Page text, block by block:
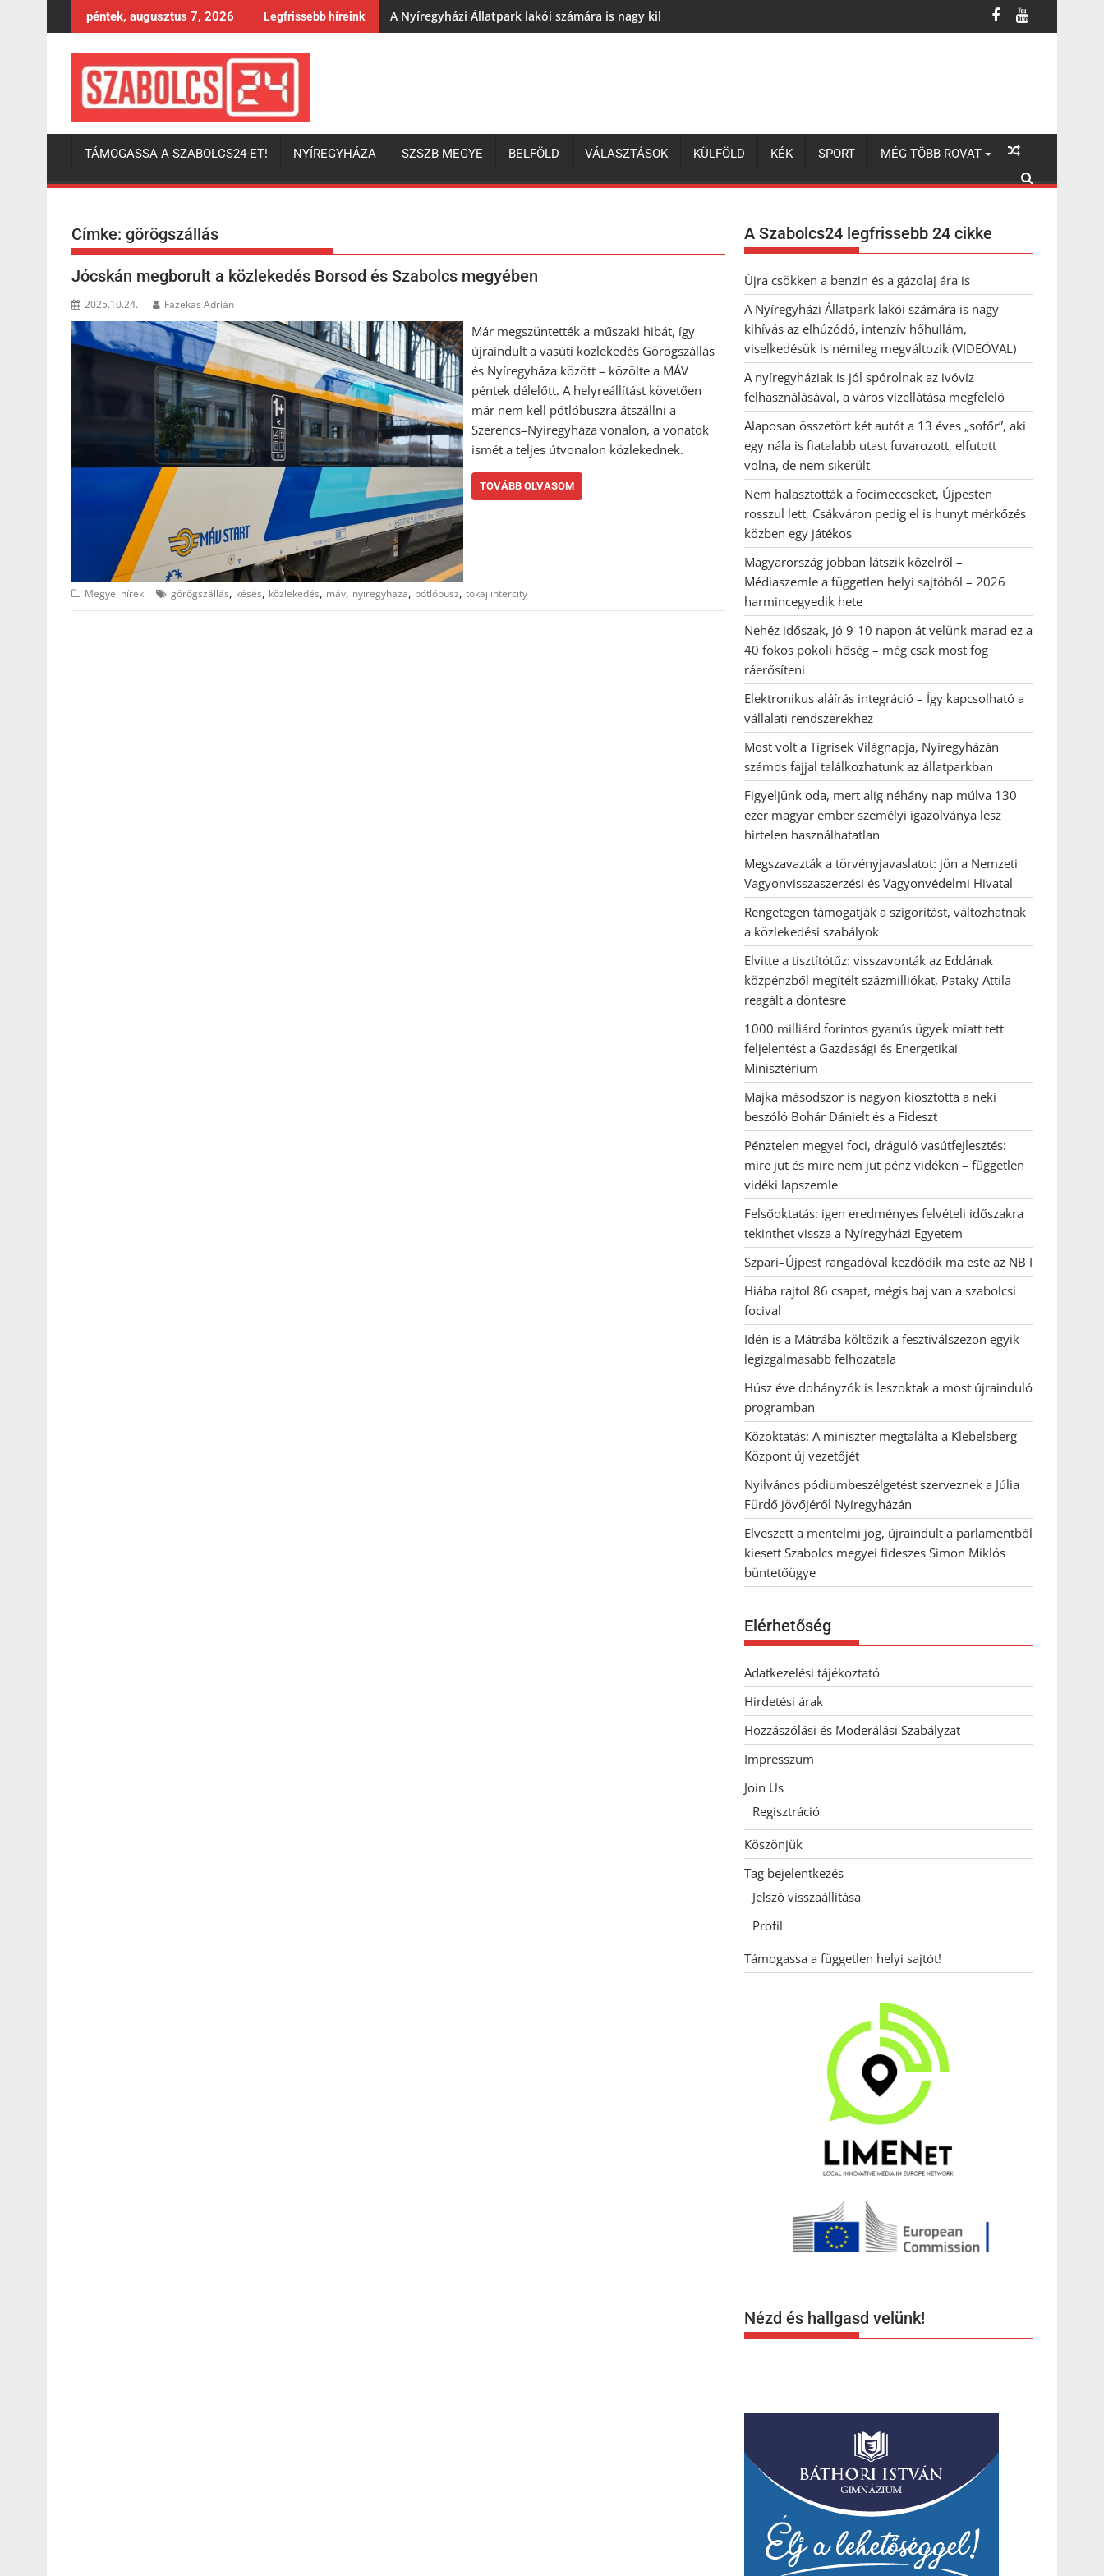
to
péntek, augusztus 7, 2026 Legfrissebb híreink A Nyíregyházi Állatpark lakói számára is nagy kihívás az elhúzódó, intenzív hőhullám, viselkedésük is némileg megváltozik
TÁMOGASSA A SZABOLCS24-ET! NYÍREGYHÁZA SZSZB MEGYE BELFÖLD VÁLASZTÁSOK KÜLFÖLD KÉK SPORT MÉG TÖBB ROVAT
Címke: görögszállás
Jócskán megborult a közlekedés Borsod és Szabolcs megyében
2025.10.24. Fazekas Adrián
Már megszüntették a műszaki hibát, így
újraindult a vasúti közlekedés Görögszállás
és Nyíregyháza között – közölte a MÁV
péntek délelőtt. A helyreállítást követően
már nem kell pótlóbuszra átszállni a
Szerencs–Nyíregyháza vonalon, a vonatok
ismét a teljes útvonalon közlekednek.
TOVÁBB OLVASOM
Megyei hírek görögszállás, késés, közlekedés, máv, nyiregyhaza, pótlóbusz, tokaj intercity
A Szabolcs24 legfrissebb 24 cikke
Újra csökken a benzin és a gázolaj ára is
A Nyíregyházi Állatpark lakói számára is nagy
kihívás az elhúzódó, intenzív hőhullám,
viselkedésük is némileg megváltozik (VIDEÓVAL)
A nyíregyháziak is jól spórolnak az ivóvíz
felhasználásával, a város vízellátása megfelelő
Alaposan összetört két autót a 13 éves „sofőr”, aki
egy nála is fiatalabb utast fuvarozott, elfutott
volna, de nem sikerült
Nem halasztották a focimeccseket, Újpesten
rosszul lett, Csákváron pedig el is hunyt mérkőzés
közben egy játékos
Magyarország jobban látszik közelről –
Médiaszemle a független helyi sajtóból – 2026
harmincegyedik hete
Nehéz időszak, jó 9-10 napon át velünk marad ez a
40 fokos pokoli hőség – még csak most fog
ráerősíteni
Elektronikus aláírás integráció – Így kapcsolható a
vállalati rendszerekhez
Most volt a Tigrisek Világnapja, Nyíregyházán
számos fajjal találkozhatunk az állatparkban
Figyeljünk oda, mert alig néhány nap múlva 130
ezer magyar ember személyi igazolványa lesz
hirtelen használhatatlan
Megszavazták a törvényjavaslatot: jön a Nemzeti
Vagyonvisszaszerzési és Vagyonvédelmi Hivatal
Rengetegen támogatják a szigorítást, változhatnak
a közlekedési szabályok
Elvitte a tisztítótűz: visszavonták az Eddának
közpénzből megítélt százmilliókat, Pataky Attila
reagált a döntésre
1000 milliárd forintos gyanús ügyek miatt tett
feljelentést a Gazdasági és Energetikai
Minisztérium
Majka másodszor is nagyon kiosztotta a neki
beszóló Bohár Dánielt és a Fideszt
Pénztelen megyei foci, dráguló vasútfejlesztés:
mire jut és mire nem jut pénz vidéken – független
vidéki lapszemle
Felsőoktatás: igen eredményes felvételi időszakra
tekinthet vissza a Nyíregyházi Egyetem
Szpari–Újpest rangadóval kezdődik ma este az NB I
Hiába rajtol 86 csapat, mégis baj van a szabolcsi
focival
Idén is a Mátrába költözik a fesztiválszezon egyik
legizgalmasabb felhozatala
Húsz éve dohányzók is leszoktak a most újrainduló
programban
Közoktatás: A miniszter megtalálta a Klebelsberg
Központ új vezetőjét
Nyilvános pódiumbeszélgetést szerveznek a Júlia
Fürdő jövőjéről Nyíregyházán
Elveszett a mentelmi jog, újraindult a parlamentből
kiesett Szabolcs megyei fideszes Simon Miklós
büntetőügye
Elérhetőség
Adatkezelési tájékoztató
Hirdetési árak
Hozzászólási és Moderálási Szabályzat
Impresszum
Join Us
Regisztráció
Köszönjük
Tag bejelentkezés
Jelszó visszaállítása
Profil
Támogassa a független helyi sajtót!
Nézd és hallgasd velünk!